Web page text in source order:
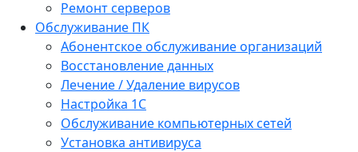
Ремонт серверов
Обслуживание ПК
Абонентское обслуживание организаций
Восстановление данных
Лечение / Удаление вирусов
Настройка 1С
Обслуживание компьютерных сетей
Установка антивируса